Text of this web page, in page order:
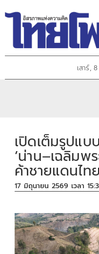
เสาร์,
เปิดเต็มรูปแบ
’น่าน–เฉลิมพ
ค้าชายแดนไท
17 มิถุนายน 2569 เวลา